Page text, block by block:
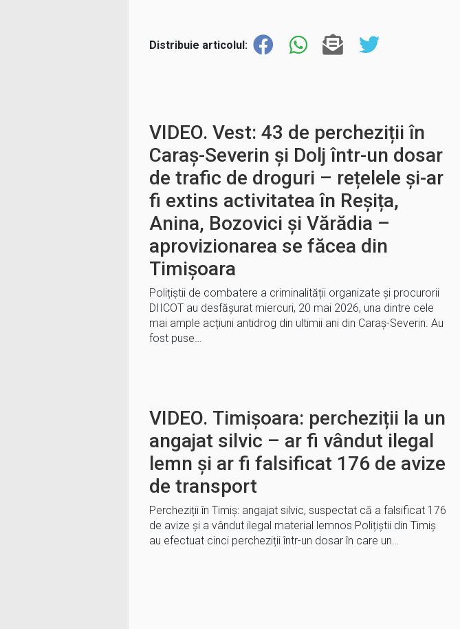
Distribuie articolul:
VIDEO. Vest: 43 de percheziții în
Caraș-Severin și Dolj într-un dosar
de trafic de droguri – rețelele și-ar
fi extins activitatea în Reșița,
Anina, Bozovici și Vărădia –
aprovizionarea se făcea din
Timișoara
Polițiștii de combatere a criminalității organizate și procurorii
DIICOT au desfășurat miercuri, 20 mai 2026, una dintre cele
mai ample acțiuni antidrog din ultimii ani din Caraș-Severin. Au
fost puse…
VIDEO. Timișoara: percheziții la un
angajat silvic – ar fi vândut ilegal
lemn și ar fi falsificat 176 de avize
de transport
Percheziții în Timiș: angajat silvic, suspectat că a falsificat 176
de avize și a vândut ilegal material lemnos Polițiștii din Timiș
au efectuat cinci percheziții într-un dosar în care un…